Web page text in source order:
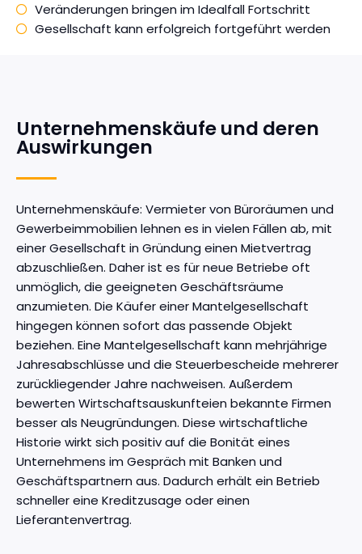
Veränderungen bringen im Idealfall Fortschritt
Gesellschaft kann erfolgreich fortgeführt werden
Unternehmenskäufe und deren
Auswirkungen
Unternehmenskäufe: Vermieter von Büroräumen und
Gewerbeimmobilien lehnen es in vielen Fällen ab, mit
einer Gesellschaft in Gründung einen Mietvertrag
abzuschließen. Daher ist es für neue Betriebe oft
unmöglich, die geeigneten Geschäftsräume
anzumieten. Die Käufer einer Mantelgesellschaft
hingegen können sofort das passende Objekt
beziehen. Eine Mantelgesellschaft kann mehrjährige
Jahresabschlüsse und die Steuerbescheide mehrerer
zurückliegender Jahre nachweisen. Außerdem
bewerten Wirtschaftsauskunfteien bekannte Firmen
besser als Neugründungen. Diese wirtschaftliche
Historie wirkt sich positiv auf die Bonität eines
Unternehmens im Gespräch mit Banken und
Geschäftspartnern aus. Dadurch erhält ein Betrieb
schneller eine Kreditzusage oder einen
Lieferantenvertrag.